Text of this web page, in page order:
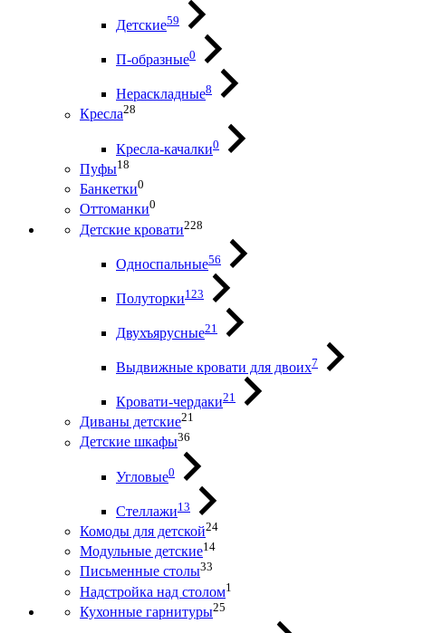
Детские59
П-образные0
Нераскладные8
Кресла28
Кресла-качалки0
Пуфы18
Банкетки0
Оттоманки0
Детские кровати228
Односпальные56
Полуторки123
Двухъярусные21
Выдвижные кровати для двоих7
Кровати-чердаки21
Диваны детские21
Детские шкафы36
Угловые0
Стеллажи13
Комоды для детской24
Модульные детские14
Письменные столы33
Надстройка над столом1
Кухонные гарнитуры25